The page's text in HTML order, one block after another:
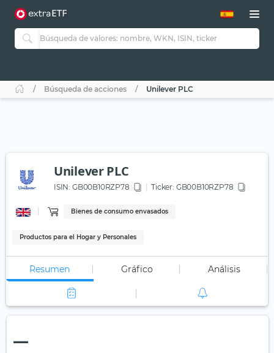
Búsqueda de acciones Unilever PLC
Unilever PLC
ISIN: GB00B10RZP78 Ticker: GB00B10RZP78
Bienes de consumo envasados
Productos para el Hogar y Personales
Resumen Gráfico Análisis
—